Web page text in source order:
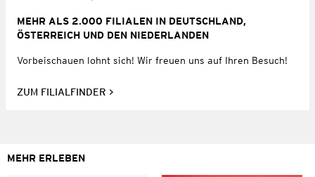
MEHR ALS 2.000 FILIALEN IN DEUTSCHLAND,
ÖSTERREICH UND DEN NIEDERLANDEN
Vorbeischauen lohnt sich! Wir freuen uns auf Ihren Besuch!
ZUM FILIALFINDER
MEHR ERLEBEN